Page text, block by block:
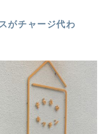
がチャージ代わ